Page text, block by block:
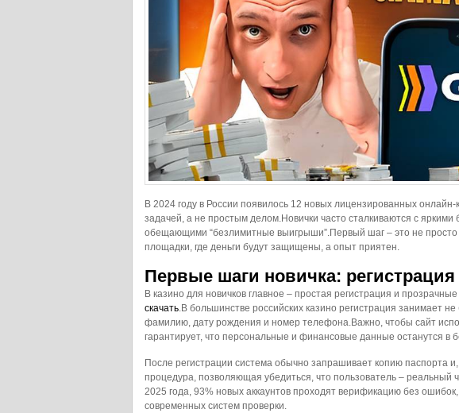
В 2024 году в России появилось 12 новых лицензированных
задачей, а не простым делом.Новички часто сталкиваются с
обещающими “безлимитные выигрыши”.Первый шаг – это не просто
площадки, где деньги будут защищены, а опыт приятен.
Первые шаги новичка:
В казино для новичков главное – простая регистрация и
скачать.В большинстве российских казино регистрация занимает
фамилию, дату рождения и номер телефона.Важно, чтобы сайт
гарантирует, что персональные и финансовые данные останутся в
После регистрации система обычно запрашивает копию паспорта
процедура, позволяющая убедиться, что пользователь – реальный
2025 года, 93% новых аккаунтов проходят верификацию без
современных систем проверки.